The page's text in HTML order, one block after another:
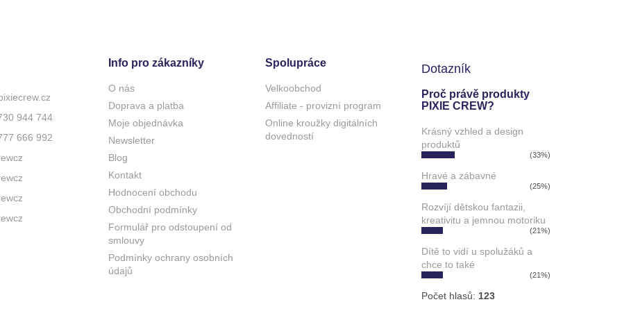
944 744
666 992
Info pro zákazníky
O nás
Doprava a platba
Moje objednávka
Newsletter
Blog
Kontakt
Hodnocení obchodu
Obchodní podmínky
Formulář pro odstoupení od
smlouvy
Podmínky ochrany osobních
údajů
Spolupráce
Velkoobchod
Affiliate - provizní program
Online kroužky digitálních
dovedností
Dotazník
Proč právě produkty
PIXIE CREW?
Krásný vzhled a design
produktů
(33%)
Hravé a zábavné
(25%)
Rozvíjí dětskou fantazii,
kreativitu a jemnou motoriku
(21%)
Dítě to vidí u spolužáků a
chce to také
(21%)
Počet hlasů: 123